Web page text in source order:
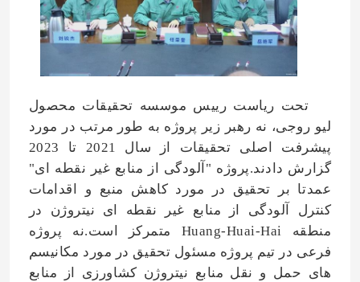
تحت ریاست رییس موسسه تحقیقات محصول
لیو روجی، نه رهبر زیر پروژه به طور مرتب در مورد
پیشرفت اصلی تحقیقات از سال 2021 تا 2023
گزارش دادند.پروژه "آلودگی از منابع غیر نقطه ای"
عمدتا بر تحقیق در مورد کاهش منبع و اقدامات
کنترل آلودگی از منابع غیر نقطه ای نیتروژن در
منطقه Huang-Huai-Hai متمرکز است.نه پروژه
فرعی در تیم پروژه مسئول تحقیق در مورد مکانیسم
های حمل و نقل منابع نیتروژن کشاورزی از منابع